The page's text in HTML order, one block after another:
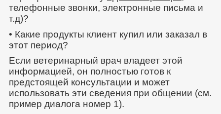
телефонные звонки, электронные письма и
т.д)?
• Какие продукты клиент купил или заказал в
этот период?
Если ветеринарный врач владеет этой
информацией, он полностью готов к
предстоящей консультации и может
использовать эти сведения при общении (см.
пример диалога номер 1).